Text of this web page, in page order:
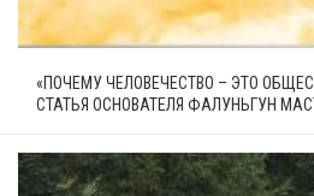
«ПОЧЕМУ ЧЕЛОВЕЧЕСТВО – ЭТО
СТАТЬЯ ОСНОВАТЕЛЯ ФАЛУНЬГУН